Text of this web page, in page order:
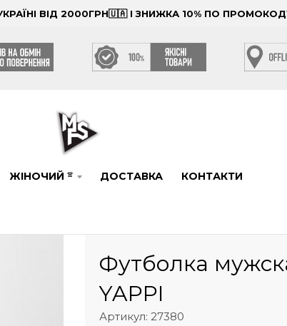
ВІД 2000ГРН🇺🇦 І ЗНИЖКА 10% ПО
ЖІНОЧИЙ 👚 ДОСТАВКА КОНТАКТИ
Футболка
YAPPI
Артикул: 27380